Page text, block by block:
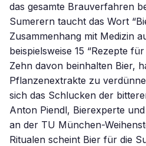
das gesamte Brauverfahren
Sumerern taucht das Wort
Zusammenhang mit Medizin
beispielsweise 15 “Rezepte
Zehn davon beinhalten Bier,
Pflanzenextrakte zu
sich das Schlucken der
Anton Piendl, Bierexperte
an der TU München-
Ritualen scheint Bier für die